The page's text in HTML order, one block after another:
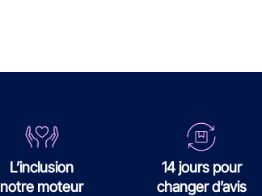
L’inclusion
notre moteur
14 jours pour
changer d’avis